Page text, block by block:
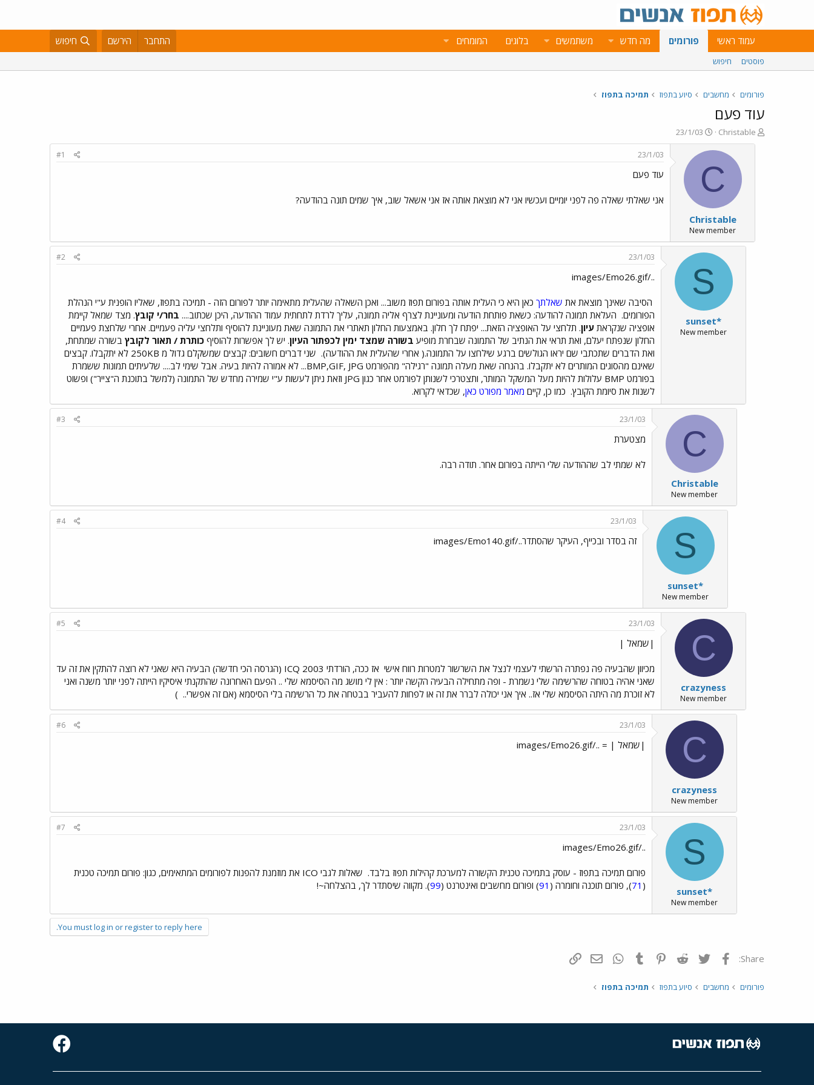
עמוד ראשי פורומים מה חדש משתמשים בלוגים המומחים התחבר הירשם חיפוש
פוסטים חיפוש
פורומים מחשבים סיוע בתפוז תמיכה בתפוז
עוד פעם
פ
ו
Christable
פ
ו
ר
ם
ב
א
ר
י
ך
23/1/03
C
Christable
New member
23/1/03
#1
עוד פעם
אני שאלתי שאלה פה לפני יומיים ועכשיו אני לא מוצאת אותה אז אני אשאל שוב, איך שמים תונה בהודעה?
S
sunset*
New member
23/1/03
#2
../images/Emo26.gif
הסיבה שאינך מוצאת את שאלתך כאן היא כי העלית אותה בפורום תפוז משוב... ואכן השאלה שהעלית מתאימה יותר לפורום הזה - תמיכה בתפוז, שאליו הופנית ע"י הנהלת
הפורומים. העלאת תמונה להודעה: כשאת פותחת הודעה ומעוניינת לצרף אליה תמונה, עליך לרדת לתחתית עמוד ההודעה, היכן שכתוב.... בחר/י קובץ. מצד שמאל קיימת
אופציה שנקראת עיון. תלחצי על האופציה הזאת... יפתח לך חלון. באמצעות החלון תאתרי את התמונה שאת מעוניינת להוסיף ותלחצי עליה פעמיים. אחרי שלחצת פעמיים
החלון שנפתח יעלם, ואת תראי את הנתיב של התמונה שבחרת מופיע בשורה שמצד ימין לכפתור העיון. יש לך אפשרות להוסיף כותרת / תאור לקובץ בשורה שמתחת,
ואת הדברים שתכתבי שם יראו הגולשים ברגע שילחצו על התמונה.( אחרי שהעלית את ההודעה).
שני דברים חשובים: קבצים שמשקלם גדול מ 250KB לא יתקבלו. קבצים
שאינם מהסוגים המותרים לא יתקבלו. בהנחה שאת מעלה תמונה "רגילה" מהפורמט BMP,GIF, JPG... לא אמורה להיות בעיה. אבל שימי לב.... שלעיתים תמונות ששמרת
בפורמט BMP עלולות להיות מעל המשקל המותר, ותצטרכי לשנותן לפורמט אחר כגון JPG וזאת ניתן לעשות ע"י שמירה מחדש של התמונה (למשל בתוכנת ה"צייר") ופשוט
לשנות את סיומת הקובץ. כמו כן, קיים מאמר מפורט כאן, שכדאי לקרוא.
C
Christable
New member
23/1/03
#3
מצטערת
לא שמתי לב שההודעה שלי הייתה בפורום אחר. תודה רבה.
S
sunset*
New member
23/1/03
#4
זה בסדר ובכייף, העיקר שהסתדר../images/Emo140.gif
C
crazyness
New member
23/1/03
#5
|שמאל |
מכיוון שהבעיה פה נפתרה הרשתי לעצמי לנצל את השרשור למטרות רווח אישי
אז ככה, הורדתי ICQ 2003 (הגרסה הכי חדשה) הבעיה היא שאני לא רוצה להתקין את זה עד
שאני אהיה בטוחה שהרשימה שלי נשמרת - ופה מתחילה הבעיה הקשה יותר : אין לי מושג מה הסיסמא שלי .. הפעם האחרונה שהתקנתי איסיקיו הייתה לפני יותר משנה ואני
לא זוכרת מה היתה הסיסמא שלי אז.. איך אני יכולה לברר את זה או לפחות להעביר בבטחה את כל הרשימה בלי הסיסמא (אם זה אפשרי.. )
C
crazyness
New member
23/1/03
#6
|שמאל | = ../images/Emo26.gif
S
sunset*
New member
23/1/03
#7
../images/Emo26.gif
פורום תמיכה בתפוז - עוסק בתמיכה טכנית הקשורה למערכת קהילות תפוז בלבד.
שאלות לגבי ICO את מוזמנת להפנות לפורומים המתאימים, כגון: פורום תמיכה טכנית
(
71), פורום תוכנה וחומרה ( 91) ופורום מחשבים ואינטרנט (99). מקווה שיסתדר לך, בהצלחה~!
You must log in or register to reply here.
Share: פייסבוק Twitter
Reddit
Pinterest
Tumblr
WhatsAppדואר אלקטרוני
פורומים מחשבים סיוע בתפוז תמיכה בתפוז